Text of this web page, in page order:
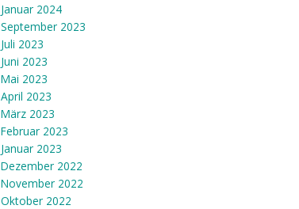
Januar 2024
September 2023
Juli 2023
Juni 2023
Mai 2023
April 2023
März 2023
Februar 2023
Januar 2023
Dezember 2022
November 2022
Oktober 2022